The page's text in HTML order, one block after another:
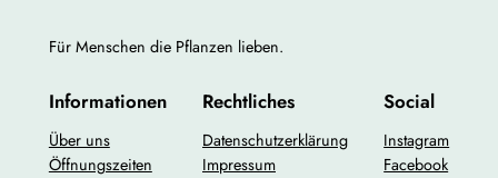
Für Menschen die Pflanzen lieben.
Informationen
Über uns
Öffnungszeiten
Rechtliches
Datenschutzerklärung
Impressum
Social
Instagram
Facebook